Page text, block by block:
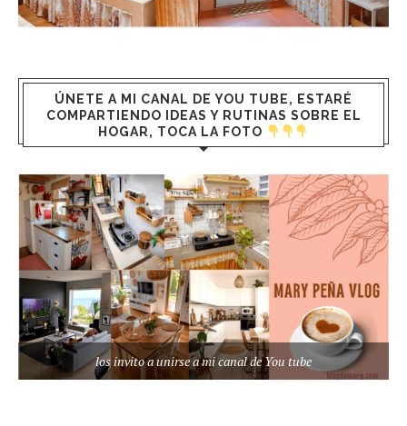
ÚNETE A MI CANAL DE YOU TUBE, ESTARÉ
COMPARTIENDO IDEAS Y RUTINAS SOBRE EL
HOGAR, TOCA LA FOTO
los invito a unirse a mi canal de You tube